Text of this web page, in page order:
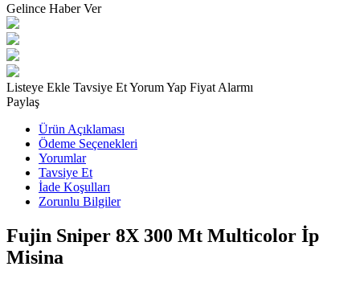
Gelince Haber Ver
Listeye Ekle Tavsiye EtYorum Yap Fiyat Alarmı
Paylaş
Ürün Açıklaması
Ödeme Seçenekleri
Yorumlar
Tavsiye Et
İade Koşulları
Zorunlu Bilgiler
Fujin Sniper 8X 300 Mt Multicolor İp
Misina